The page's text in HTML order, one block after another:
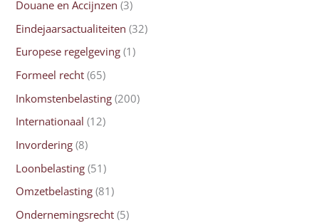
Douane en Accijnzen (3)
Eindejaarsactualiteiten (32)
Europese regelgeving (1)
Formeel recht (65)
Inkomstenbelasting (200)
Internationaal (12)
Invordering (8)
Loonbelasting (51)
Omzetbelasting (81)
Ondernemingsrecht (5)